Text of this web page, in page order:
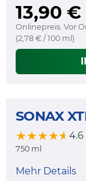
13,90 €
Onlinepreis. Vor
(2,78 € / 100 ml)
SONAX
★★★★★
★★★★★4.6
750 ml
Mehr Details